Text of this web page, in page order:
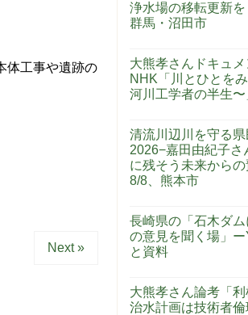
体工事や遺跡の
Next »
浄水場の移転更新
群馬・沼田市
大熊孝さんドキュ
NHK「川とひとを
河川工学者の半生〜
清流川辺川を守る
2026−嘉田由紀子さ
に残そう未来から
8/8、熊本市
長崎県の「石木ダ
の意見を聞く場」
と資料
大熊孝さん論考「
治水計画は技術者倫